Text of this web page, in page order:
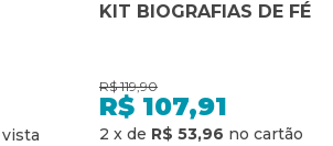
KIT BIOGRAFIAS DE FÉ
R$ 119,90
R$ 107,91
2 x de R$ 53,96